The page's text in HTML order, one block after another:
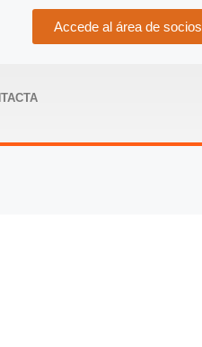
Accede al área de socios